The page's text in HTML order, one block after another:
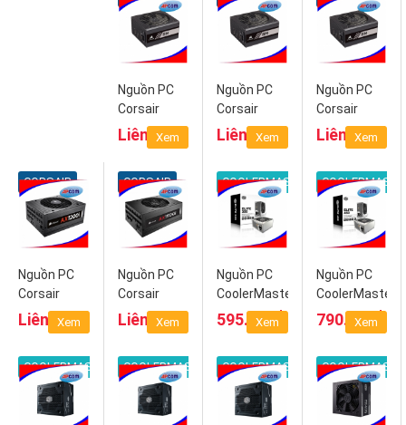
Nguồn PC
Corsair
RM1000x
80Plus Gold
Liên hệ
Xem
Nguồn PC
Corsair
RM850i
80Plus Gold
Liên hệ
Xem
Nguồn PC
Corsair
RM1000i
80Plus Gold
Liên hệ
Xem
CORSAIR
Nguồn PC
Corsair
AX1200i
80Plus
Liên hệ
Xem
CORSAIR
Nguồn PC
Corsair
AX1500i
80Plus
Liên hệ
Xem
COOLERMASTER
Nguồn PC
CoolerMaster
Elite 350W
595.000₫
Xem
Nguồn PC
CoolerMaster
Elite 460W
790.000₫
Xem
COOLERMASTER COOLERMASTER COOLERMASTER